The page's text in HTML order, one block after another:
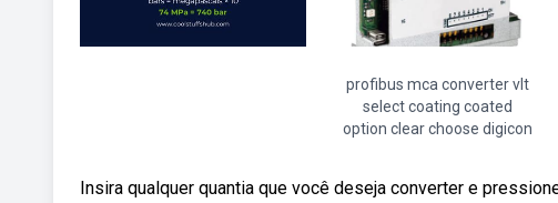
profibus mca converter vlt
select coating coated
option clear choose digicon
Insira qualquer quantia que você deseja converter e